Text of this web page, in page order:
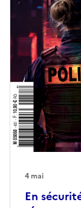
En
4 mai